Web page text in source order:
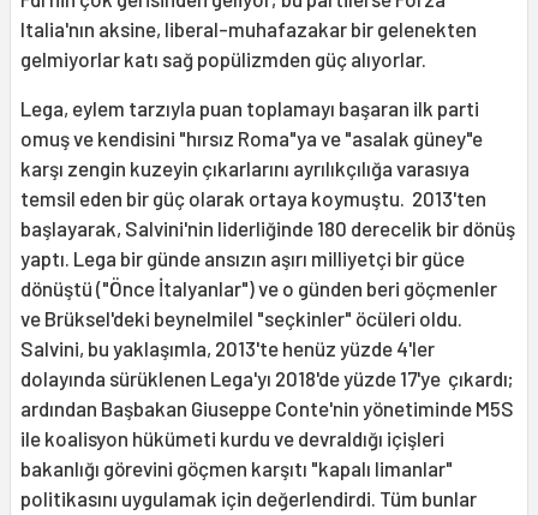
Italia'nın aksine, liberal-muhafazakar bir gelenekten
gelmiyorlar katı sağ popülizmden güç alıyorlar.
Lega, eylem tarzıyla puan toplamayı başaran ilk parti
omuş ve kendisini "hırsız Roma"ya ve "asalak güney"e
karşı zengin kuzeyin çıkarlarını ayrılıkçılığa varasıya
temsil eden bir güç olarak ortaya koymuştu. 2013'ten
başlayarak, Salvini'nin liderliğinde 180 derecelik bir dönüş
yaptı. Lega bir günde ansızın aşırı milliyetçi bir güce
dönüştü ("Önce İtalyanlar") ve o günden beri göçmenler
ve Brüksel'deki beynelmilel "seçkinler" öcüleri oldu.
Salvini, bu yaklaşımla, 2013'te henüz yüzde 4'ler
dolayında sürüklenen Lega'yı 2018'de yüzde 17'ye çıkardı;
ardından Başbakan Giuseppe Conte'nin yönetiminde M5S
ile koalisyon hükümeti kurdu ve devraldığı içişleri
bakanlığı görevini göçmen karşıtı "kapalı limanlar"
politikasını uygulamak için değerlendirdi. Tüm bunlar